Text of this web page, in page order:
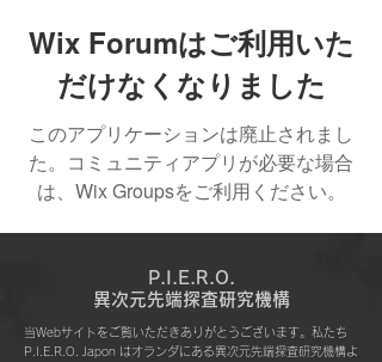
Wix Forumはご利用いた
だけなくなりました
このアプリケーションは廃止されまし
た。コミュニティアプリが必要な場合
は、Wix Groupsをご利用ください。
P.I.E.R.O.
​異次元先端探査研究機構
当Webサイトをご覧いただきありがとうございます。私たち
P.I.E.R.O. Japon はオランダにある異次元先端探査研究機構よ